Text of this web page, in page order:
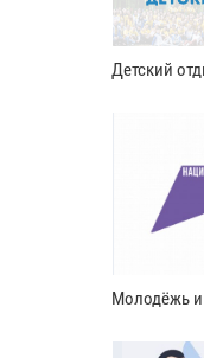
Детский
Молодёжь и